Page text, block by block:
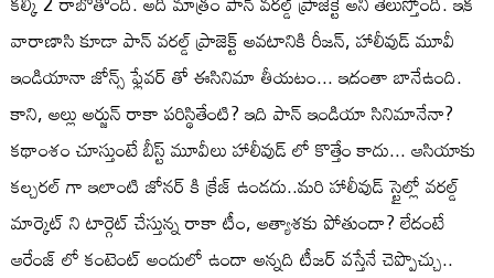
వారాణాసి కూడా పాన్ వరల్డ్ ప్రాజెక్ట్ అవటానికి రీజన్, హాలీవుడ్ మూవీ
ఇండియానా జోన్స్ ఫ్లేవర్ తో ఈసినిమా తీయటం... ఇదంతా బానేఉంది.
కాని, అల్లు అర్జున్ రాకా పరిస్థితేంటి? ఇది పాన్ ఇండియా సినిమానేనా?
కథాంశం చూస్తుంటే బీస్ట్ మూవీలు హాలీవుడ్ లో కొత్తేం కాదు... ఆసియాకు
కల్చరల్ గా ఇలాంటి జోనర్ కి క్రేజ్ ఉండదు..మరి హాలీవుడ్ స్టైల్లో వరల్డ్
మార్కెట్ ని టార్గెట్ చేస్తున్న రాకా టీం, అత్యాశకు పోతుందా? లేదంటే
ఆరేంజ్ లో కంటెంట్ అందులో ఉందా అన్నది టీజర్ వస్తేనే చెప్పొచ్చు..